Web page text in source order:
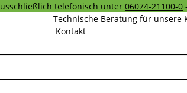
telefonisch unter 06074-21100-0
Technische Beratung für unsere
Kontakt